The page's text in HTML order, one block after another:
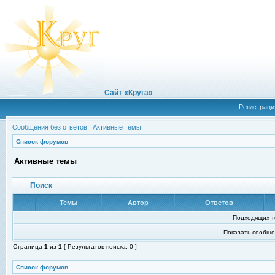
Сайт «Круга»
Сообщения без ответов | Активные темы
Список форумов
Активные темы
Поиск
Темы Автор Ответов
Подходящих
Показать
Страница 1 из 1 [ Результатов поиска: 0 ]
Список форумов